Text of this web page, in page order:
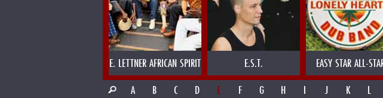
E. LETTNER AFRICAN SPIRIT E.S.T. EASY STAR ALL-
A
B C D E F G H I J K L